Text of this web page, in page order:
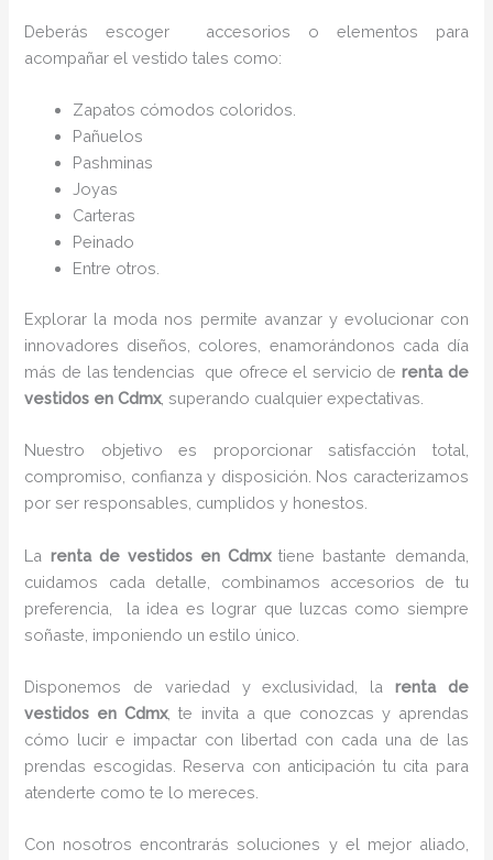
Deberás escoger accesorios o elementos para
acompañar el vestido tales como:
Zapatos cómodos coloridos.
Pañuelos
Pashminas
Joyas
Carteras
Peinado
Entre otros.
Explorar la moda nos permite avanzar y evolucionar con
innovadores diseños, colores, enamorándonos cada día
más de las tendencias que ofrece el servicio de renta de
vestidos en Cdmx, superando cualquier expectativas.
Nuestro objetivo es proporcionar satisfacción total,
compromiso, confianza y disposición. Nos caracterizamos
por ser responsables, cumplidos y honestos.
La renta de vestidos en Cdmxtiene bastante demanda,
cuidamos cada detalle, combinamos accesorios de tu
preferencia, la idea es lograr que luzcas como siempre
soñaste, imponiendo un estilo único.
Disponemos de variedad y exclusividad, la renta de
vestidos en Cdmx, te invita a que conozcas y aprendas
cómo lucir e impactar con libertad con cada una de las
prendas escogidas. Reserva con anticipación tu cita para
atenderte como te lo mereces.
Con nosotros encontrarás soluciones y el mejor aliado,